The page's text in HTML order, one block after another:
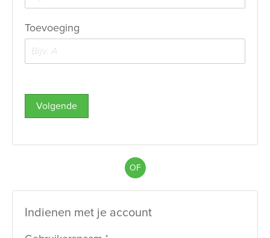
Toevoeging
Volgende
OF
Indienen met je account